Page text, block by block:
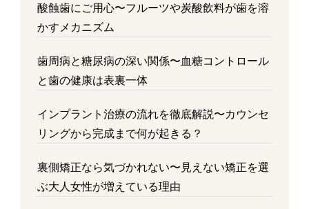
酸蝕歯にご用心〜フルーツや炭酸飲料が歯を溶
かすメカニズム
歯周病と糖尿病の深い関係〜血糖コントロール
と歯の健康は表裏一体
インプラント治療の流れを徹底解説〜カウンセ
リングから完成まで何が起きる？
裏側矯正なら気づかれない〜見えない矯正を選
ぶ大人女性が増えている理由